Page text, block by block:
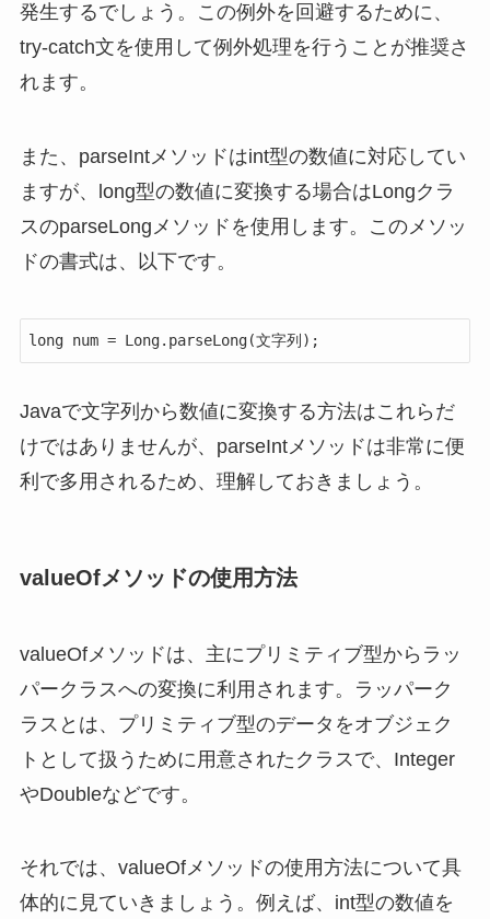
発生するでしょう。この例外を回避するために、
try-catch文を使用して例外処理を行うことが推奨さ
れます。
また、parseIntメソッドはint型の数値に対応してい
ますが、long型の数値に変換する場合はLongクラ
スのparseLongメソッドを使用します。このメソッ
ドの書式は、以下です。
long num = Long.parseLong(文字列);
Javaで文字列から数値に変換する方法はこれらだ
けではありませんが、parseIntメソッドは非常に便
利で多用されるため、理解しておきましょう。
valueOfメソッドの使用方法
valueOfメソッドは、主にプリミティブ型からラッ
パークラスへの変換に利用されます。ラッパーク
ラスとは、プリミティブ型のデータをオブジェク
トとして扱うために用意されたクラスで、Integer
やDoubleなどです。
それでは、valueOfメソッドの使用方法について具
体的に見ていきましょう。例えば、int型の数値を